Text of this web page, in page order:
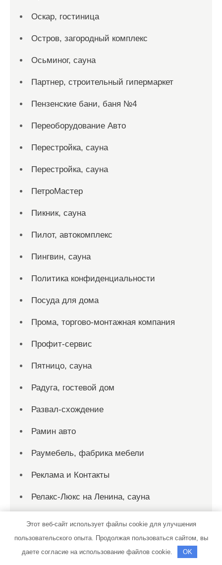
Оскар, гостиница
Остров, загородный комплекс
Осьминог, сауна
Партнер, строительный гипермаркет
Пензенские бани, баня №4
Переоборудование Авто
Перестройка, сауна
Перестройка, сауна
ПетроМастер
Пикник, сауна
Пилот, автокомплекс
Пингвин, сауна
Политика конфиденциальности
Посуда для дома
Прома, торгово-монтажная компания
Профит-сервис
Пятницо, сауна
Радуга, гостевой дом
Развал-схождение
Рамин авто
Раумебель, фабрика мебели
Реклама и Контакты
Релакс-Люкс на Ленина, сауна
Ремонт ходовой
Этот веб-сайт использует файлы cookie для улучшения
пользовательского опыта. Продолжая пользоваться сайтом, вы
даете согласие на использование файлов cookie.
OK